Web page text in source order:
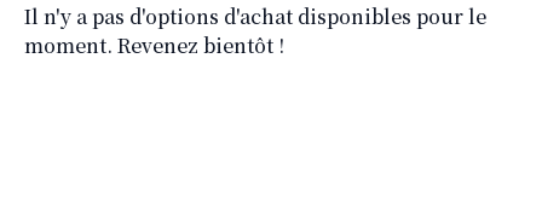
Il n'y a pas d'options d'achat disponibles pour le
moment. Revenez bientôt !